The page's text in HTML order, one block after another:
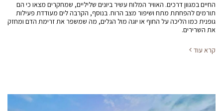
החיים במגוון דרכים. האוויר המלוח עשיר ביונים שליליים, שמחקרים מצאו כי הם
תורמים להפחתת מתח ושיפור מצב הרוח. בנוסף, הקרבה לים מעודדת פעילות
גופנית כמו הליכה על החוף או יוגה מול הגלים, מה שמשפר את זרימת הדם ומחזק
את השרירים.
קרא עוד